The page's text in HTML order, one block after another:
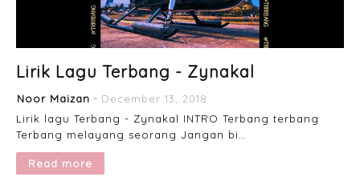
Lirik Lagu Terbang - Zynakal
Noor Maizan
December 13, 2018
Lirik lagu Terbang - Zynakal INTRO Terbang terbang
Terbang melayang seorang Jangan bi…
Read more